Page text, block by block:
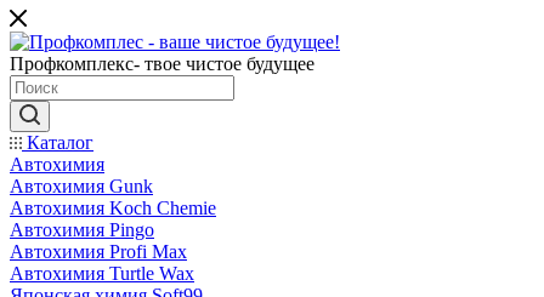
Профкомплекс- твое чистое будущее
Каталог
Автохимия
Автохимия Gunk
Автохимия Koch Chemie
Автохимия Pingo
Автохимия Profi Max
Автохимия Turtle Wax